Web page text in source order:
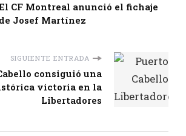
CF Montreal anunció el fichaje
de Josef Martínez
SIGUIENTE ENTRADA
consiguió una
victoria en la
Libertadores